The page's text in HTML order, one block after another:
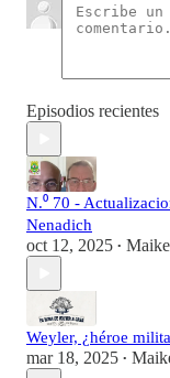
Episodios recientes
N.⁰ 70 -
Nenadich
oct 12, 2025 •
Weyler, ¿héroe
mar 18, 2025 •